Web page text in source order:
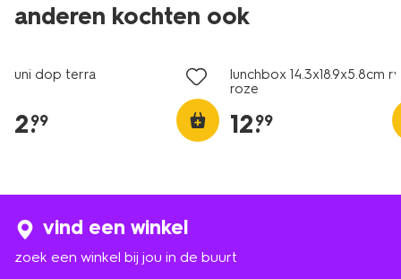
anderen kochten ook
uni dop terra
2.
99
lunchbox 14.3x18.9x5.8cm
roze
12.
99
vind een winkel
zoek een winkel bij jou in de buurt